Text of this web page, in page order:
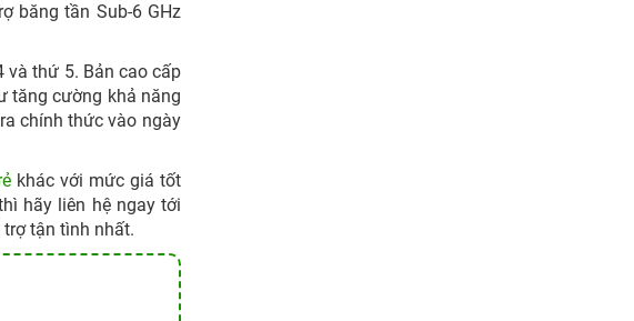
băng tần Sub-6 GHz
và thứ 5. Bản cao cấp
tăng cường khả năng
chính thức vào ngày
khác với mức giá tốt
hãy liên hệ ngay tới
tận tình nhất.